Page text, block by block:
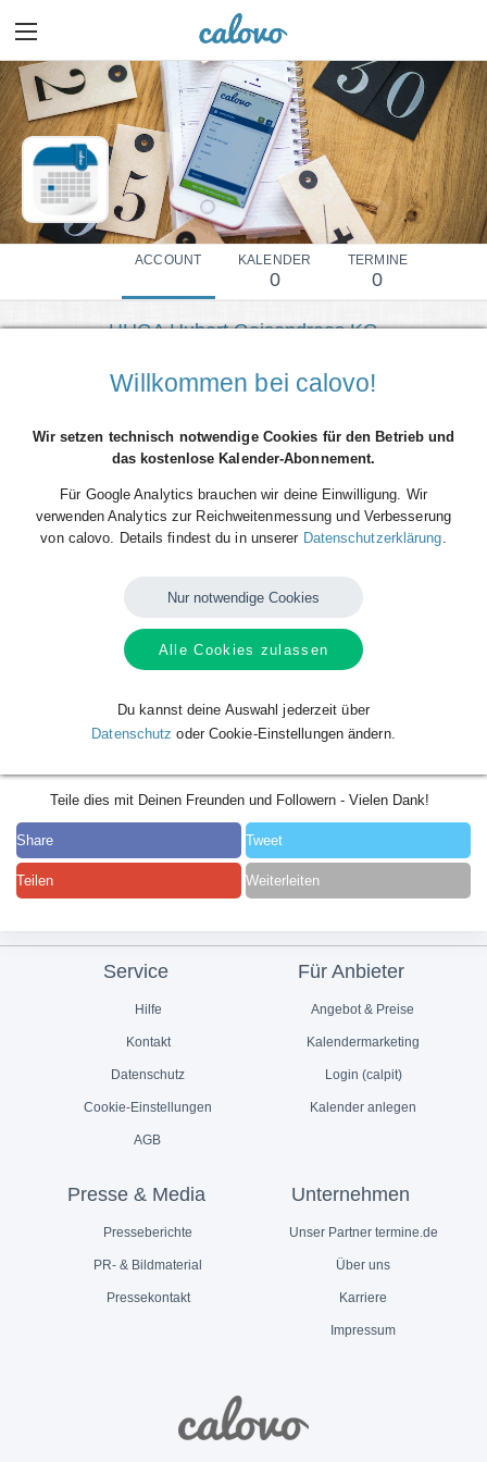
ACCOUNT KALENDER
0
TERMINE
0
HUGA Hubert Gaisendrees KG
Mehr Details einblenden
Teile dies mit Deinen Freunden und Followern - Vielen Dank!
Share Tweet
Teilen Weiterleiten
Service
Hilfe
Kontakt
Datenschutz
Cookie-Einstellungen
AGB
Für Anbieter
Angebot & Preise
Kalendermarketing
Login (calpit)
Kalender anlegen
Presse & Media
Presseberichte
PR- & Bildmaterial
Pressekontakt
Unternehmen
Unser Partner termine.de
Über uns
Karriere
Impressum
Willkommen bei calovo!
Wir setzen technisch notwendige Cookies für den Betrieb und
das kostenlose Kalender-Abonnement.
Für Google Analytics brauchen wir deine Einwilligung. Wir
verwenden Analytics zur Reichweitenmessung und Verbesserung
von calovo. Details findest du in unserer Datenschutzerklärung
Nur notwendige Cookies
Alle Cookies zulassen
Du kannst deine Auswahl jederzeit über
Datenschutz oder Cookie-Einstellungen ändern.